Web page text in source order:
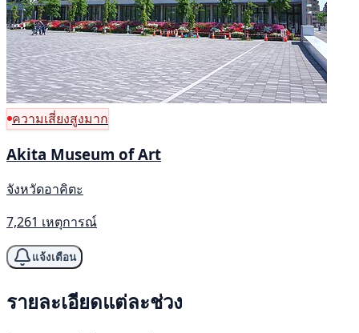
ความเสี่ยงสูงมาก
Akita Museum of Art
จังหวัดอาคิตะ
7,261 เหตุการณ์
แจ้งเตือน
รายละเอียดแต่ละช่วง